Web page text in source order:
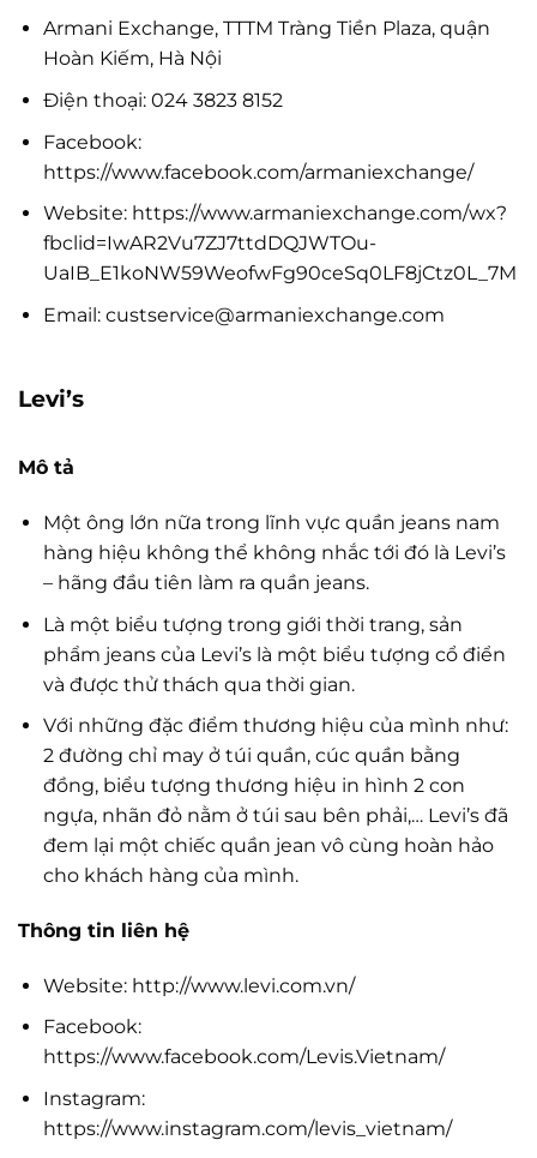
Armani Exchange, TTTM Tràng Tiền Plaza, quận
Hoàn Kiếm, Hà Nội
Điện thoại: 024 3823 8152
Facebook:
https://www.facebook.com/armaniexchange/
Website: https://www.armaniexchange.com/wx?
fbclid=IwAR2Vu7ZJ7ttdDQJWTOu-
UaIB_E1koNW59WeofwFg90ceSq0LF8jCtz0L_7M
Email: custservice@armaniexchange.com
Levi’s
Mô tả
Một ông lớn nữa trong lĩnh vực quần jeans nam
hàng hiệu không thể không nhắc tới đó là Levi’s
– hãng đầu tiên làm ra quần jeans.
Là một biểu tượng trong giới thời trang, sản
phẩm jeans của Levi’s là một biểu tượng cổ điển
và được thử thách qua thời gian.
Với những đặc điểm thương hiệu của mình như:
2 đường chỉ may ở túi quần, cúc quần bằng
đồng, biểu tượng thương hiệu in hình 2 con
ngựa, nhãn đỏ nằm ở túi sau bên phải,… Levi’s đã
đem lại một chiếc quần jean vô cùng hoàn hảo
cho khách hàng của mình.
Thông tin liên hệ
Website: http://www.levi.com.vn/
Facebook:
https://www.facebook.com/Levis.Vietnam/
Instagram:
https://www.instagram.com/levis_vietnam/